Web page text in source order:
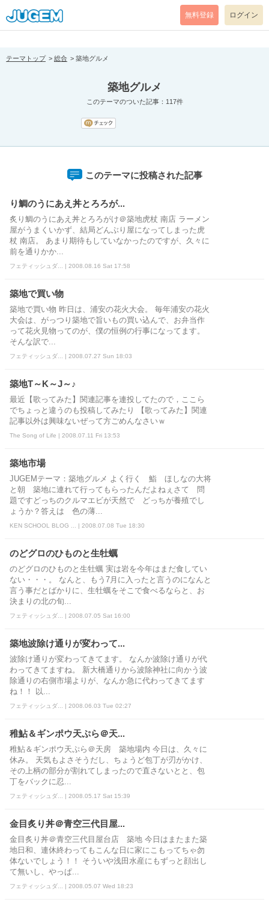
[pear_error: message="Success" code=0 mode=return level=notice
prefix="" info=""]
無料登録 ログイン
テーマトップ 総合 築地グルメ
築地グルメ
このテーマのついた記事：117件
このテーマに投稿された記事
り鯛のうにあえ丼とろろが...
炙り鯛のうにあえ丼とろろがけ＠築地虎杖 南店 ラーメン
屋がうまくいかず、結局どんぶり屋になってしまった虎
杖 南店。 あまり期待もしていなかったのですが、久々に
前を通りかか...
フェティッシュダ... | 2008.08.16 Sat 17:58
築地で買い物
築地で買い物 昨日は、浦安の花火大会。 毎年浦安の花火
大会は、がっつり築地で旨いもの買い込んで、お弁当作
って花火見物ってのが、僕の恒例の行事になってます。
そんな訳で...
フェティッシュダ... | 2008.07.27 Sun 18:03
築地T～K～J～♪
最近【歌ってみた】関連記事を連投してたので，ここら
でちょっと違うのも投稿してみたり 【歌ってみた】関連
記事以外は興味ないぜって方ごめんなさいｗ
The Song of Life | 2008.07.11 Fri 13:53
築地市場
JUGEMテーマ：築地グルメ よく行く 鮨 ほしなの大将
と朝 築地に連れて行ってもらったんだよねぇさて 問
題ですどっちのクルマエビが天然で どっちが養殖でし
ょうか？答えは 色の薄...
KEN SCHOOL BLOG ... | 2008.07.08 Tue 18:30
のどグロのひものと生牡蠣
のどグロのひものと生牡蠣 実は岩を今年はまだ食してい
ない・・・。 なんと、もう7月に入ったと言うのになんと
言う事だとばかりに、生牡蠣をそこで食べるならと、お
決まりの北の旬...
フェティッシュダ... | 2008.07.05 Sat 16:00
築地波除け通りが変わって...
波除け通りが変わってきてます。 なんか波除け通りが代
わってきてますね。 新大橋通りから波除神社に向かう波
除通りの右側市場よりが、なんか急に代わってきてます
ね！！ 以...
フェティッシュダ... | 2008.06.03 Tue 02:27
稚鮎＆ギンポウ天ぷら＠天...
稚鮎＆ギンポウ天ぷら＠天房 築地場内 今日は、久々に
休み。 天気もよさそうだし、ちょうど包丁が刃がかけ、
その上柄の部分が割れてしまったので直さないとと、包
丁をバックに忍...
フェティッシュダ... | 2008.05.17 Sat 15:39
金目炙り丼＠青空三代目屋...
金目炙り丼＠青空三代目屋台店 築地 今日はまたまた築
地日和、連休終わってもこんな日に家にこもってちゃ勿
体ないでしょう！！ そういや浅田水産にもずっと顔出し
て無いし、やっぱ...
フェティッシュダ... | 2008.05.07 Wed 18:23